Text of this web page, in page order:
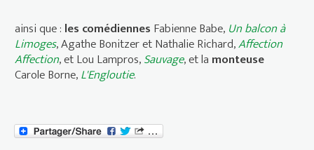
ainsi que : les comédiennes Fabienne Babe, Un balcon à
Limoges, Agathe Bonitzer et Nathalie Richard,Affection
Affection, et Lou Lampros,Sauvage, et la monteuse
Carole Borne,L'Engloutie.